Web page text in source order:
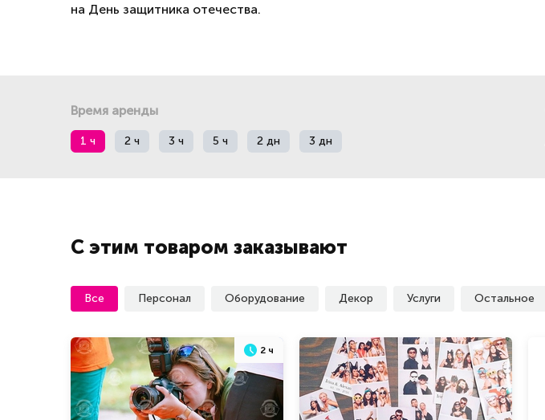
на День защитника отечества.
Время аренды
1 ч 2 ч 3 ч 5 ч 2 дн 3 дн
С этим товаром заказывают
Все Персонал Оборудование Декор Услуги Остальное
2 ч